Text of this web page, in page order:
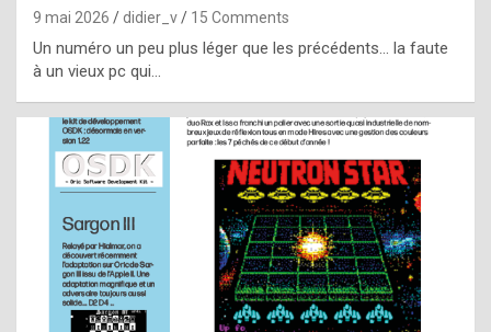
e
f
o
m
m
a
y
b
e
9 mai 2026 didier_v 15 Comments
Un numéro un peu plus léger que les précédents… la faute
à un vieux pc qui…